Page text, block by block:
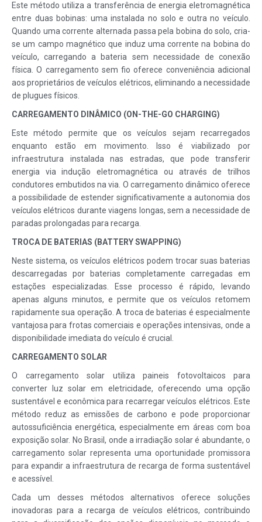
Este método utiliza a transferência de energia eletromagnética
entre duas bobinas: uma instalada no solo e outra no veículo.
Quando uma corrente alternada passa pela bobina do solo, cria-
se um campo magnético que induz uma corrente na bobina do
veículo, carregando a bateria sem necessidade de conexão
física. O carregamento sem fio oferece conveniência adicional
aos proprietários de veículos elétricos, eliminando a necessidade
de plugues físicos.
CARREGAMENTO DINÂMICO (ON-THE-GO CHARGING)
Este método permite que os veículos sejam recarregados
enquanto estão em movimento. Isso é viabilizado por
infraestrutura instalada nas estradas, que pode transferir
energia via indução eletromagnética ou através de trilhos
condutores embutidos na via. O carregamento dinâmico oferece
a possibilidade de estender significativamente a autonomia dos
veículos elétricos durante viagens longas, sem a necessidade de
paradas prolongadas para recarga.
TROCA DE BATERIAS (BATTERY SWAPPING)
Neste sistema, os veículos elétricos podem trocar suas baterias
descarregadas por baterias completamente carregadas em
estações especializadas. Esse processo é rápido, levando
apenas alguns minutos, e permite que os veículos retomem
rapidamente sua operação. A troca de baterias é especialmente
vantajosa para frotas comerciais e operações intensivas, onde a
disponibilidade imediata do veículo é crucial.
CARREGAMENTO SOLAR
O carregamento solar utiliza paineis fotovoltaicos para
converter luz solar em eletricidade, oferecendo uma opção
sustentável e econômica para recarregar veículos elétricos. Este
método reduz as emissões de carbono e pode proporcionar
autossuficiência energética, especialmente em áreas com boa
exposição solar. No Brasil, onde a irradiação solar é abundante, o
carregamento solar representa uma oportunidade promissora
para expandir a infraestrutura de recarga de forma sustentável
e acessível.
Cada um desses métodos alternativos oferece soluções
inovadoras para a recarga de veículos elétricos, contribuindo